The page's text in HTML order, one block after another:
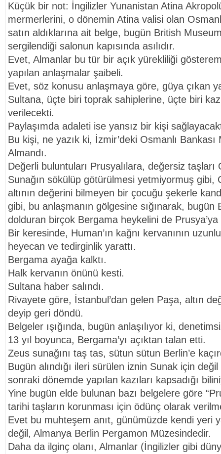
Küçük bir not: İngilizler Yunanistan Atina
mermerlerini, o dönemin Atina valisi olan
satın aldıklarına ait belge, bugün British
sergilendiği salonun kapısında asılıdır.
Evet, Almanlar bu tür bir açık yürekliliği
yapılan anlaşmalar şaibeli.
Evet, söz konusu anlaşmaya göre, güya çıkan
Sultana, üçte biri toprak sahiplerine, üçte biri
verilecekti.
Paylaşımda adaleti ise yansız bir kişi
Bu kişi, ne yazık ki, İzmir’deki Osmanlı
Almandı.
Değerli buluntuları Prusyalılara, değersiz taşları
Sunağın sökülüp götürülmesi yetmiyormuş gibi,
altının değerini bilmeyen bir çocuğu şekerle
gibi, bu anlaşmanın gölgesine sığınarak, bugün
dolduran birçok Bergama heykelini de
Bir keresinde, Human’ın kağnı kervanının
heyecan ve tedirginlik yarattı.
Bergama ayağa kalktı.
Halk kervanın önünü kesti.
Sultana haber salındı.
Rivayete göre, İstanbul’dan gelen Paşa, altın
deyip geri döndü.
Belgeler ışığında, bugün anlaşılıyor ki,
13 yıl boyunca, Bergama’yı açıktan talan etti.
Zeus sunağını taş tas, sütun sütun Berlin’e
Bugün alındığı ileri sürülen iznin Sunak için değil
sonraki dönemde yapılan kazıları kapsadığı
Yine bugün elde bulunan bazı belgelere göre
tarihi taşların korunması için ödünç olarak
Evet bu muhteşem anıt, günümüzde kendi yeri
değil, Almanya Berlin Pergamon Müzesindedir.
Daha da ilginç olanı, Almanlar (İngilizler gibi